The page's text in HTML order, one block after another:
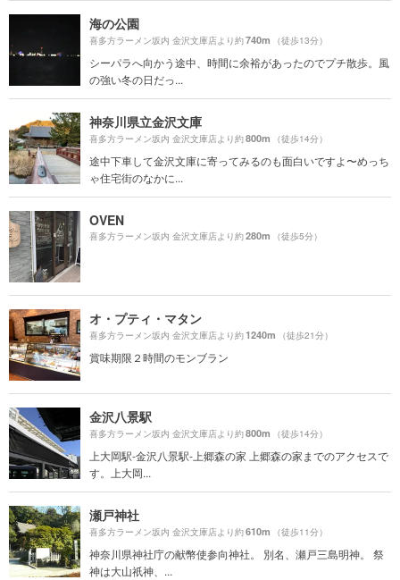
海の公園
喜多方ラーメン坂内 金沢文庫店より約740m （徒歩13分）
シーパラへ向かう途中、時間に余裕があったのでプチ散歩。風
の強い冬の日だっ...
神奈川県立金沢文庫
喜多方ラーメン坂内 金沢文庫店より約800m （徒歩14分）
途中下車して金沢文庫に寄ってみるのも面白いですよ〜めっち
ゃ住宅街のなかに...
OVEN
喜多方ラーメン坂内 金沢文庫店より約280m （徒歩5分）
オ・プティ・マタン
喜多方ラーメン坂内 金沢文庫店より約1240m （徒歩21分）
賞味期限２時間のモンブラン
金沢八景駅
喜多方ラーメン坂内 金沢文庫店より約800m （徒歩14分）
上大岡駅-金沢八景駅-上郷森の家 上郷森の家までのアクセスで
す。上大岡...
瀬戸神社
喜多方ラーメン坂内 金沢文庫店より約610m （徒歩11分）
神奈川県神社庁の献幣使参向神社。 別名、瀬戸三島明神。 祭
神は大山祇神、...